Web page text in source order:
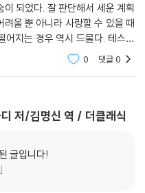
되었다. 잘 판단해서 세운 계획
울 뿐 아니라 사랑할 수 있을 때
지는 경우 역시 드물다. 테스는
려깊은 의미가 숨어 있다는 어리
0 댓글0
저/김명신 역 / 더클래식
글입니다!